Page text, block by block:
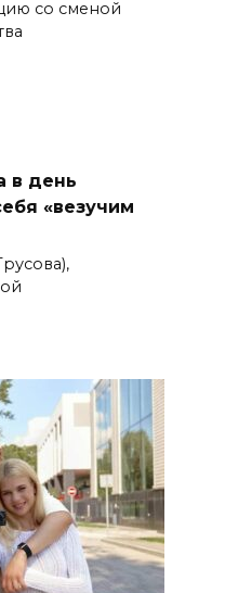
со сменой
в день
«везучим